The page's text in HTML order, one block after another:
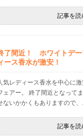
記事を読
了間近！ ホワイトデ
ース香水が激安！
気レディース香水を中心に
ェアー。 終了間近となって
ないかかくもありますので、
記事を読